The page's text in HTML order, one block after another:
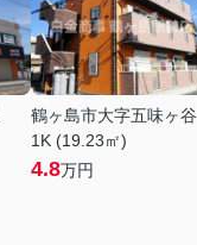
鶴ヶ島市大字五味ヶ谷
1K (19.23㎡)
4.8万円